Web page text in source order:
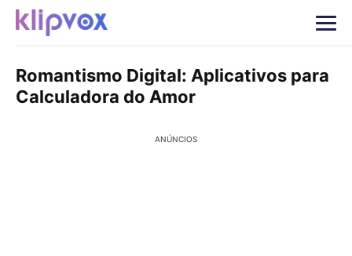
Romantismo Digital: Aplicativos para
Calculadora do Amor
ANÚNCIOS